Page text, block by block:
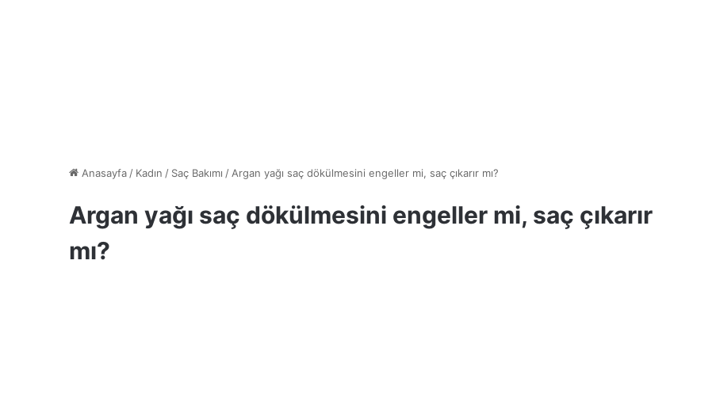
Anasayfa / Kadın / Saç Bakımı / Argan yağı saç dökülmesini engeller mi, saç çıkarır mı?
Argan yağı saç dökülmesini engeller mi, saç çıkarır
mı?